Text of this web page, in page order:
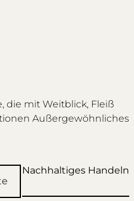
die mit Weitblick, Fleiß
Außergewöhnliches
Nachhaltiges Handeln